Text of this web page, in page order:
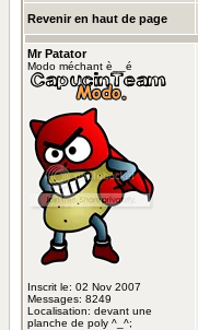
Revenir en haut de page
Mr Patator
Modo méchant è__é
Inscrit le: 02 Nov 2007
Messages: 8249
Localisation: devant une
planche de poly ^_^;